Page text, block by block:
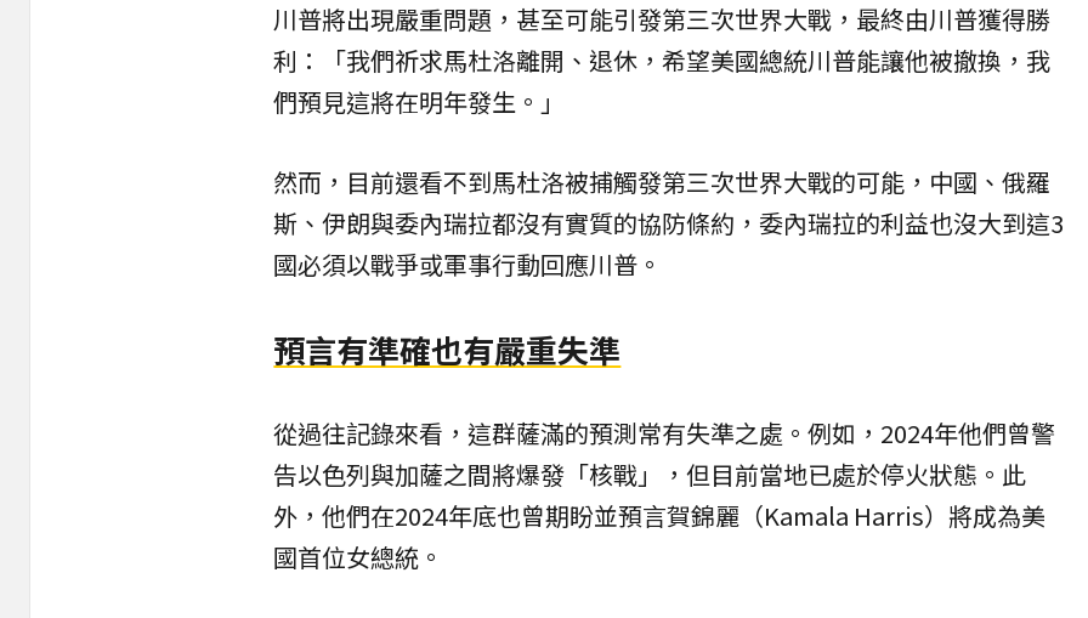
川普將出現嚴重問題，甚至可能引發第三次世界大戰，最終由川普獲得勝
利：「我們祈求馬杜洛離開、退休，希望美國總統川普能讓他被撤換，我
們預見這將在明年發生。」
然而，目前還看不到馬杜洛被捕觸發第三次世界大戰的可能，中國、俄羅
斯、伊朗與委內瑞拉都沒有實質的協防條約，委內瑞拉的利益也沒大到這3
國必須以戰爭或軍事行動回應川普。
預言有準確也有嚴重失準
從過往記錄來看，這群薩滿的預測常有失準之處。例如，2024年他們曾警
告以色列與加薩之間將爆發「核戰」，但目前當地已處於停火狀態。此
外，他們在2024年底也曾期盼並預言賀錦麗（Kamala Harris）將成為美
國首位女總統。